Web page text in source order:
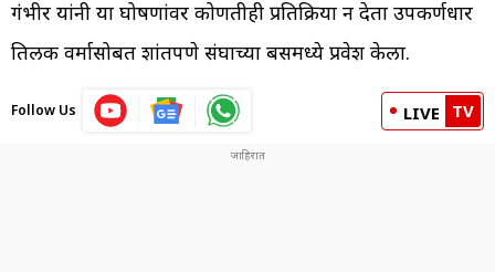
गंभीर यांनी या घोषणांवर कोणतीही प्रतिक्रिया न देता उपकर्णधार
तिलक वर्मासोबत शांतपणे संघाच्या बसमध्ये प्रवेश केला.
Follow Us LIVE TV